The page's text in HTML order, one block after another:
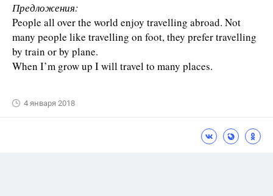
Предложения:
People all over the world enjoy travelling abroad. Not
many people like travelling on foot, they prefer travelling
by train or by plane.
When I’m grow up I will travel to many places.
4 января 2018